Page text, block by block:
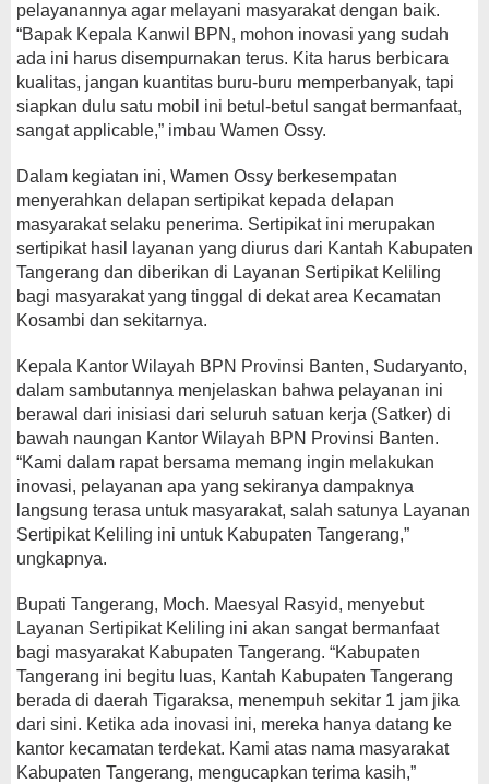
pelayanannya agar melayani masyarakat dengan baik.
“Bapak Kepala Kanwil BPN, mohon inovasi yang sudah
ada ini harus disempurnakan terus. Kita harus berbicara
kualitas, jangan kuantitas buru-buru memperbanyak, tapi
siapkan dulu satu mobil ini betul-betul sangat bermanfaat,
sangat applicable,” imbau Wamen Ossy.
Dalam kegiatan ini, Wamen Ossy berkesempatan
menyerahkan delapan sertipikat kepada delapan
masyarakat selaku penerima. Sertipikat ini merupakan
sertipikat hasil layanan yang diurus dari Kantah Kabupaten
Tangerang dan diberikan di Layanan Sertipikat Keliling
bagi masyarakat yang tinggal di dekat area Kecamatan
Kosambi dan sekitarnya.
Kepala Kantor Wilayah BPN Provinsi Banten, Sudaryanto,
dalam sambutannya menjelaskan bahwa pelayanan ini
berawal dari inisiasi dari seluruh satuan kerja (Satker) di
bawah naungan Kantor Wilayah BPN Provinsi Banten.
“Kami dalam rapat bersama memang ingin melakukan
inovasi, pelayanan apa yang sekiranya dampaknya
langsung terasa untuk masyarakat, salah satunya Layanan
Sertipikat Keliling ini untuk Kabupaten Tangerang,”
ungkapnya.
Bupati Tangerang, Moch. Maesyal Rasyid, menyebut
Layanan Sertipikat Keliling ini akan sangat bermanfaat
bagi masyarakat Kabupaten Tangerang. “Kabupaten
Tangerang ini begitu luas, Kantah Kabupaten Tangerang
berada di daerah Tigaraksa, menempuh sekitar 1 jam jika
dari sini. Ketika ada inovasi ini, mereka hanya datang ke
kantor kecamatan terdekat. Kami atas nama masyarakat
Kabupaten Tangerang, mengucapkan terima kasih,”